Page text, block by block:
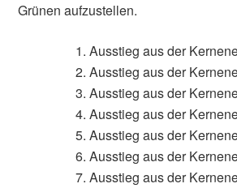
Grünen aufzustellen.
Ausstieg aus der
Ausstieg aus der
Ausstieg aus der
Ausstieg aus der
Ausstieg aus der
Ausstieg aus der
Ausstieg aus der